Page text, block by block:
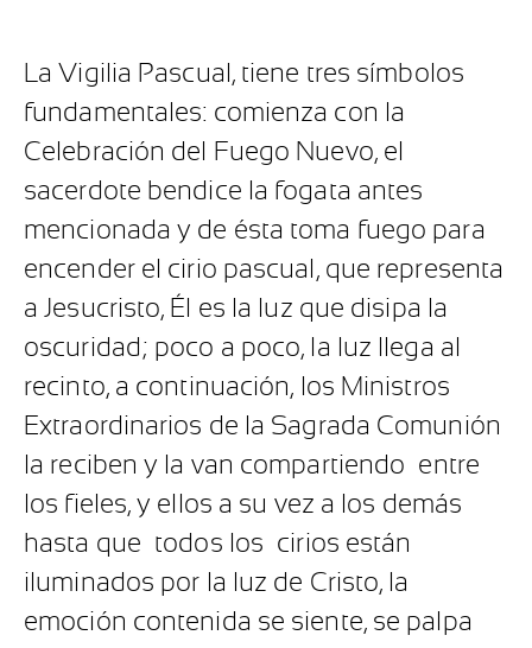
La Vigilia Pascual, tiene tres símbolos
fundamentales: comienza con la
Celebración del Fuego Nuevo, el
sacerdote bendice la fogata antes
mencionada y de ésta toma fuego para
encender el cirio pascual, que representa
a Jesucristo, Él es la luz que disipa la
oscuridad; poco a poco, la luz llega al
recinto, a continuación, los Ministros
Extraordinarios de la Sagrada Comunión
la reciben y la van compartiendo entre
los fieles, y ellos a su vez a los demás
hasta que todos los cirios están
iluminados por la luz de Cristo, la
emoción contenida se siente, se palpa